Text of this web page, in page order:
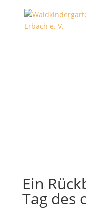
Ein
Tag des